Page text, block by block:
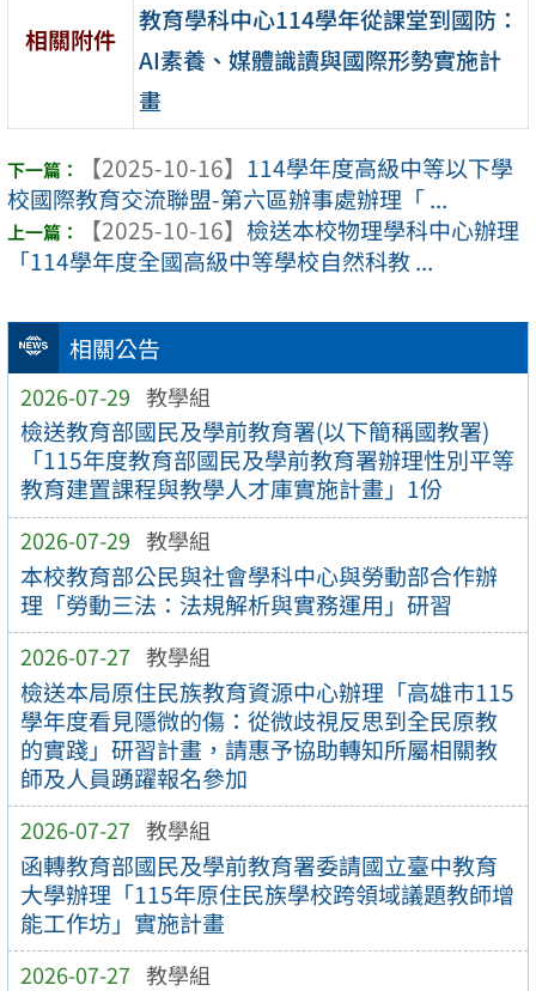
相關公告
2026-07-29 教學組
檢送教育部國民及學前教育署(以下簡稱國教署)
「115年度教育部國民及學前教育署辦理性別平等
教育建置課程與教學人才庫實施計畫」1份
2026-07-29 教學組
本校教育部公民與社會學科中心與勞動部合作辦
理「勞動三法：法規解析與實務運用」研習
2026-07-27 教學組
檢送本局原住民族教育資源中心辦理「高雄市115
學年度看見隱微的傷：從微歧視反思到全民原教
的實踐」研習計畫，請惠予協助轉知所屬相關教
師及人員踴躍報名參加
2026-07-27 教學組
函轉教育部國民及學前教育署委請國立臺中教育
大學辦理「115年原住民族學校跨領域議題教師增
能工作坊」實施計畫
2026-07-27 教學組
相關附件
教育學科中心114學年從課堂到國防：
AI素養、媒體識讀與國際形勢實施計
畫
【2025-10-16】 114學年度高級中等以下學
校國際教育交流聯盟-第六區辦事處辦理「 ...
【2025-10-16】 檢送本校物理學科中心辦理
「114學年度全國高級中等學校自然科教 ...